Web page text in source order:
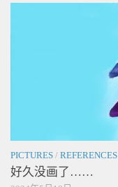
PICTURES / REFERENCES
好久没画了……